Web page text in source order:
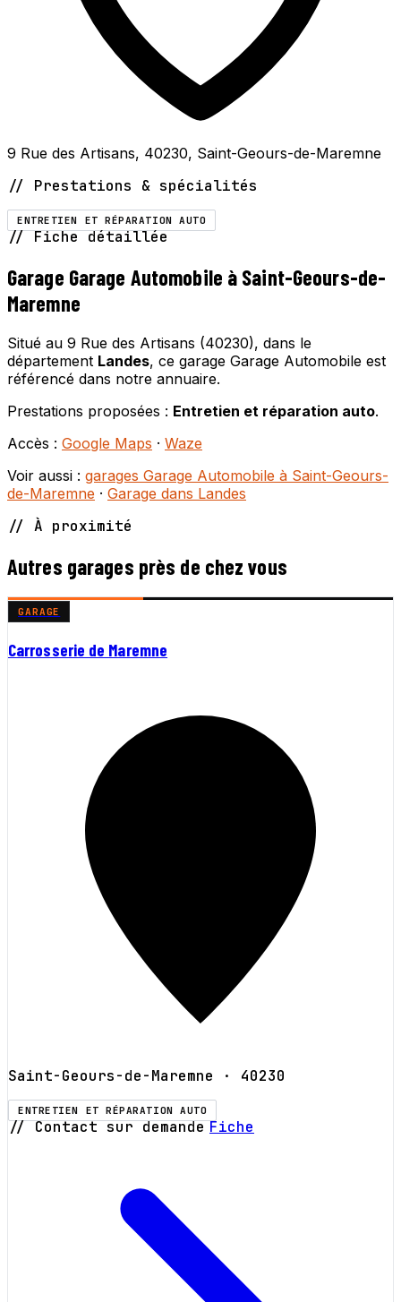
9 Rue des Artisans, 40230, Saint-Geours-de-Maremne
// Prestations & spécialités
ENTRETIEN ET RÉPARATION AUTO
// Fiche détaillée
Garage Garage Automobile à Saint-Geours-de-
Maremne
Situé au 9 Rue des Artisans (40230), dans le
département Landes, ce garage Garage Automobile est
référencé dans notre annuaire.
Prestations proposées : Entretien et réparation auto.
Accès : Google Maps · Waze
Voir aussi : garages Garage Automobile à Saint-Geours-
de-Maremne · Garage dans Landes
// À proximité
Autres garages près de chez vous
GARAGE
Carrosserie de Maremne
Saint-Geours-de-Maremne · 40230
ENTRETIEN ET RÉPARATION AUTO
// Contact sur demande Fiche